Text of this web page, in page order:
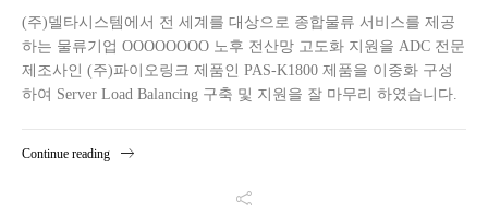
(주)델타시스템에서 전 세계를 대상으로 종합물류 서비스를 제공
하는 물류기업 OOOOOOOO 노후 전산망 고도화 지원을 ADC 전문
제조사인 (주)파이오링크 제품인 PAS-K1800 제품을 이중화 구성
하여 Server Load Balancing 구축 및 지원을 잘 마무리 하였습니다.
Continue reading